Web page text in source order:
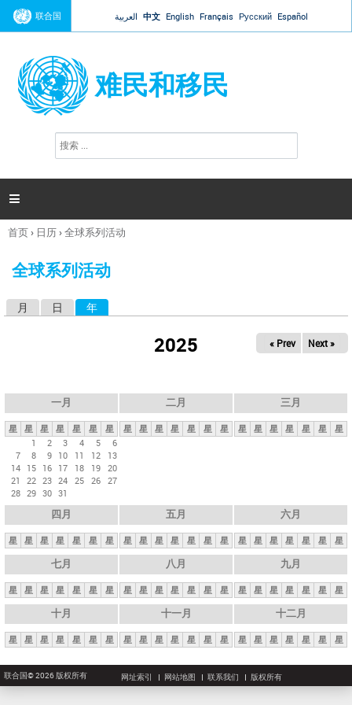
Jump to navigation
联合国 العربية 中文 English Français Русский Español
难民和移民
搜
索

你
这
首页› 日历›全球系列活动
全球系列活动
月 日 年
2025 « Prev Next »
一月
星 星 星 星 星 星
星
1
2 3 4 5
6
7
8 9 10 11 12
13
14 15 16 17 18 19 20
21
22 23 24 25 26 27
28 29 30 31
二月
星 星 星 星 星 星 星
三月
星 星 星 星 星 星 星
四月
星 星 星 星 星 星 星
五月
星 星 星 星 星 星 星
六月
星 星 星 星 星 星 星
七月
星 星 星 星 星 星 星
八月
星 星 星 星 星 星 星
九月
星 星 星 星 星 星 星
十月
星 星 星 星 星 星 星
十一月
星 星 星 星 星 星 星
十二月
星 星 星 星 星 星 星
联合国© 2026 版权所有 网址索引 网站地图 联系我们 版权所有